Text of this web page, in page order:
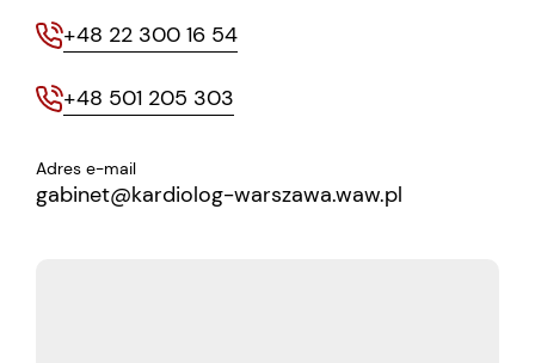
+48 22 300 16 54
+48 501 205 303
Adres e-mail
gabinet@kardiolog-warszawa.waw.pl